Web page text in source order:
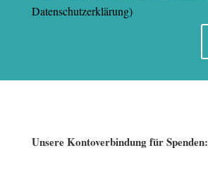
Datenschutzerklärung)
Unsere Kontoverbindung für Spenden: